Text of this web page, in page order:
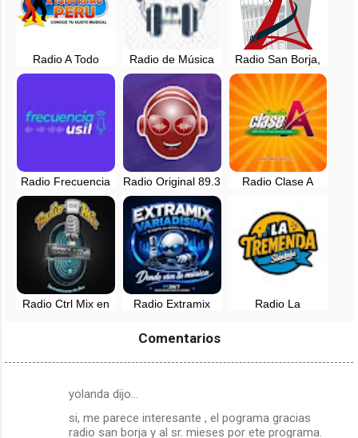
Radio A Todo
Ritmo Perú, en
Radio de Música
Criolla Peruana, en
vivo
Radio San Borja,
en vivo - Lider en
peruanidad
Radio Frecuencia
USIL en vivo -
Lima, Perú
Radio Original 89.3
FM en vivo - Asia,
Lima
Radio Clase A
Radio Ctrl Mix en
Radio Extramix
Radio La
Comentarios
yolanda dijo…
si, me parece interesante , el pograma gracias
radio san borja y al sr. mieses por ete programa.